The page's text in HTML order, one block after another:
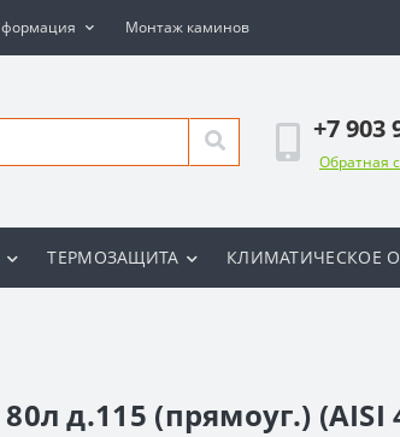
Монтаж каминов
+7 903
Обратная
ТЕРМОЗАЩИТА КЛИМАТИЧЕСКОЕ
д.115 (прямоуг.) (AISI